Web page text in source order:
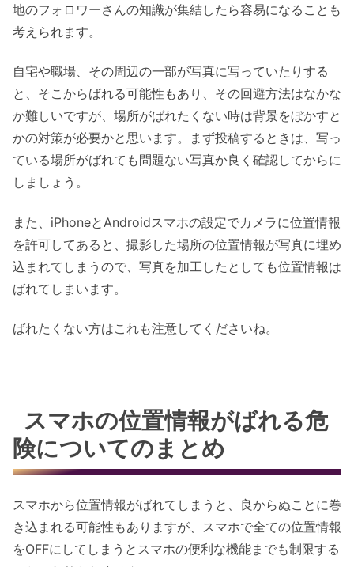
地のフォロワーさんの知識が集結したら容易になることも
考えられます。
自宅や職場、その周辺の一部が写真に写っていたりする
と、そこからばれる可能性もあり、その回避方法はなかな
か難しいですが、場所がばれたくない時は背景をぼかすと
かの対策が必要かと思います。まず投稿するときは、写っ
ている場所がばれても問題ない写真か良く確認してからに
しましょう。
また、iPhoneとAndroidスマホの設定でカメラに位置情報
を許可してあると、撮影した場所の位置情報が写真に埋め
込まれてしまうので、写真を加工したとしても位置情報は
ばれてしまいます。
ばれたくない方はこれも注意してくださいね。
スマホの位置情報がばれる危
険についてのまとめ
スマホから位置情報がばれてしまうと、良からぬことに巻
き込まれる可能性もありますが、スマホで全ての位置情報
をOFFにしてしまうとスマホの便利な機能までも制限する